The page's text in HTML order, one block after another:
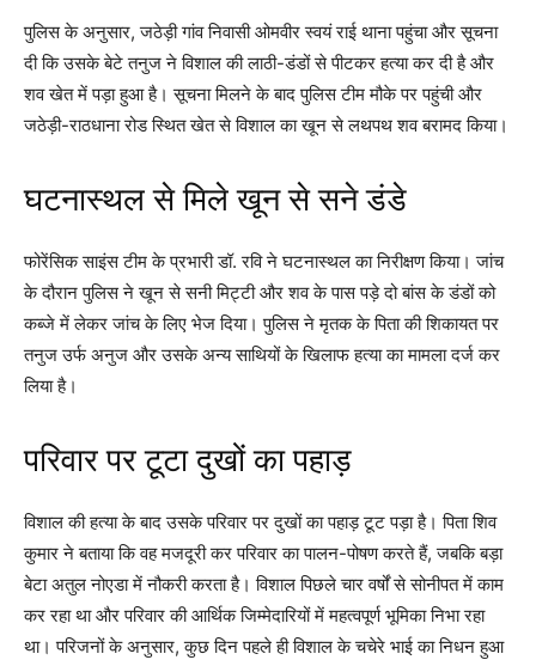
पुलिस के अनुसार, जठेड़ी गांव निवासी ओमवीर स्वयं राई थाना पहुंचा और सूचना
दी कि उसके बेटे तनुज ने विशाल की लाठी-डंडों से पीटकर हत्या कर दी है और
शव खेत में पड़ा हुआ है। सूचना मिलने के बाद पुलिस टीम मौके पर पहुंची और
जठेड़ी-राठधाना रोड स्थित खेत से विशाल का खून से लथपथ शव बरामद किया।
घटनास्थल से मिले खून से सने डंडे
फोरेंसिक साइंस टीम के प्रभारी डॉ. रवि ने घटनास्थल का निरीक्षण किया। जांच
के दौरान पुलिस ने खून से सनी मिट्टी और शव के पास पड़े दो बांस के डंडों को
कब्जे में लेकर जांच के लिए भेज दिया। पुलिस ने मृतक के पिता की शिकायत पर
तनुज उर्फ अनुज और उसके अन्य साथियों के खिलाफ हत्या का मामला दर्ज कर
लिया है।
परिवार पर टूटा दुखों का पहाड़
विशाल की हत्या के बाद उसके परिवार पर दुखों का पहाड़ टूट पड़ा है। पिता शिव
कुमार ने बताया कि वह मजदूरी कर परिवार का पालन-पोषण करते हैं, जबकि बड़ा
बेटा अतुल नोएडा में नौकरी करता है। विशाल पिछले चार वर्षों से सोनीपत में काम
कर रहा था और परिवार की आर्थिक जिम्मेदारियों में महत्वपूर्ण भूमिका निभा रहा
था। परिजनों के अनुसार, कुछ दिन पहले ही विशाल के चचेरे भाई का निधन हुआ